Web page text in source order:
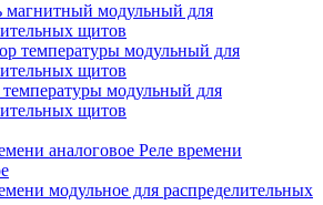
магнитный модульный для
щитов
температуры модульный для
щитов
Реле времени